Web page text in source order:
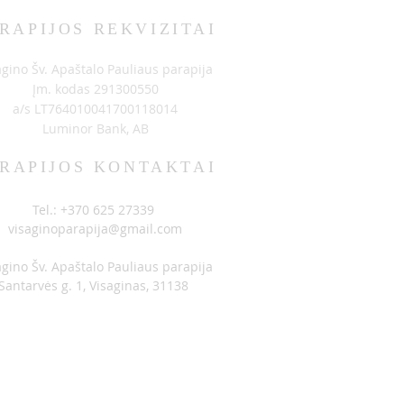
REKVIZITAI
Šv. Apaštalo Pauliaus parapija
Įm. kodas 291300550
a/s LT764010041700118014
Luminor Bank, AB
KONTAKTAI
Tel.: +370 625 27339
visaginoparapija@gmail.com
Šv. Apaštalo Pauliaus parapija
Santarvės g. 1, Visaginas, 31138